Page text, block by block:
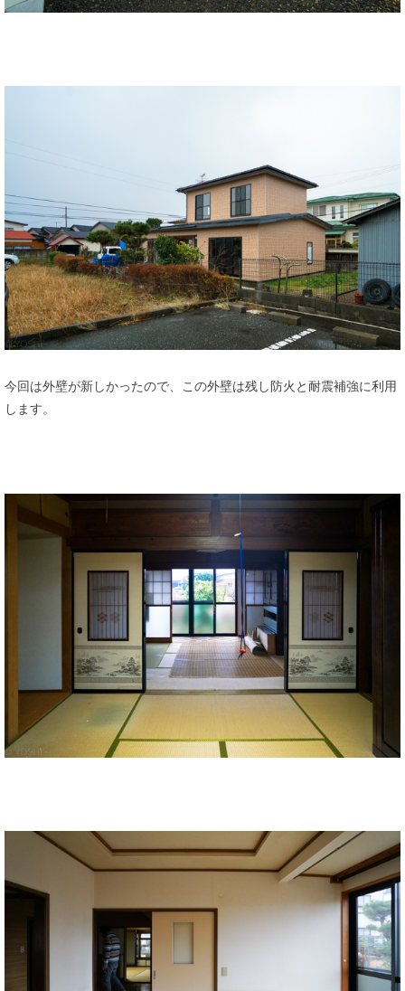
今回は外壁が新しかったので、この外壁は残し防火と耐震補強に利用
します。